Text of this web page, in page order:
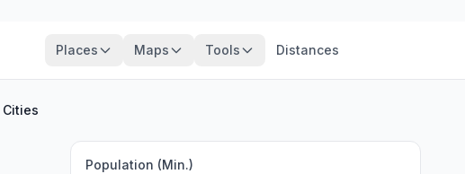
Places Maps Tools Distances
Cities
Population (Min.)